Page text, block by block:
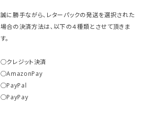
誠に勝手ながら、レターパックの発送を選択された
場合の決済方法は、以下の４種類とさせて頂きま
す。
○クレジット決済
○AmazonPay
○PayPal
○PayPay